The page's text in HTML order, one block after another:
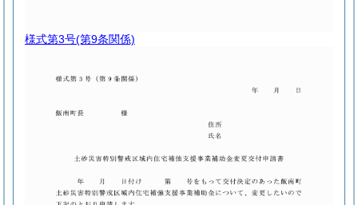
様式第3号(第9条関係)